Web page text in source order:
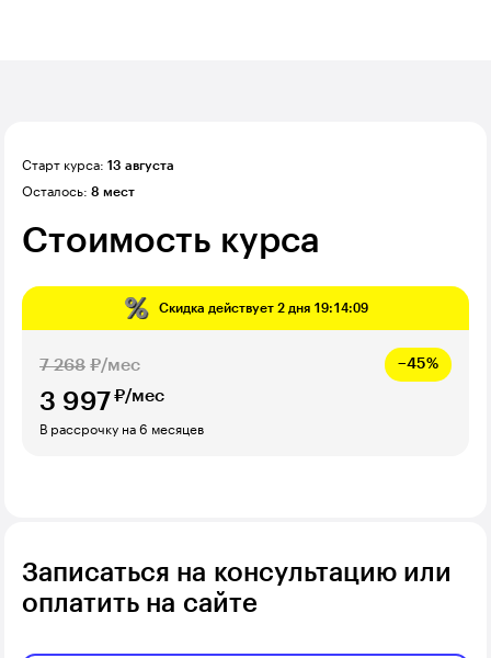
Старт курса: 13 августа
Осталось: 8 мест
Стоимость курса
Скидка действует 2 дня 19:14:07
7 268 ₽/мес −45%
3 997₽/мес
В рассрочку на 6 месяцев
Записаться на консультацию или
оплатить на сайте